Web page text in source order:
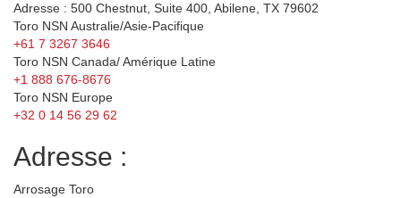
Adresse : 500 Chestnut, Suite 400, Abilene, TX 79602
Toro NSN Australie/Asie-Pacifique
+61 7 3267 3646
Toro NSN Canada/ Amérique Latine
+1 888 676-8676
Toro NSN Europe
+32 0 14 56 29 62
Adresse :
Arrosage Toro